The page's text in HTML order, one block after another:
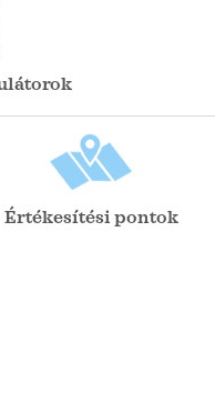
Értékesítési pontok